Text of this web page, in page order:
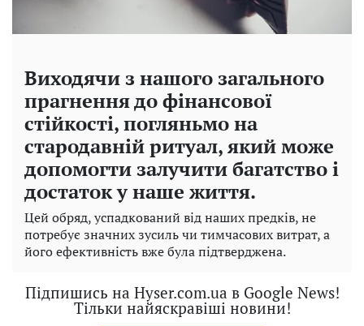
Виходячи з нашого загального
прагнення до фінансової
стійкості, погляньмо на
стародавній ритуал, який може
допомогти залучити багатство і
достаток у наше життя.
Цей обряд, успадкований від наших предків, не
потребує значних зусиль чи тимчасових витрат, а
його ефективність вже була підтверджена.
Підпишись на Hyser.com.ua в Google News!
Тільки найяскравіші новини!